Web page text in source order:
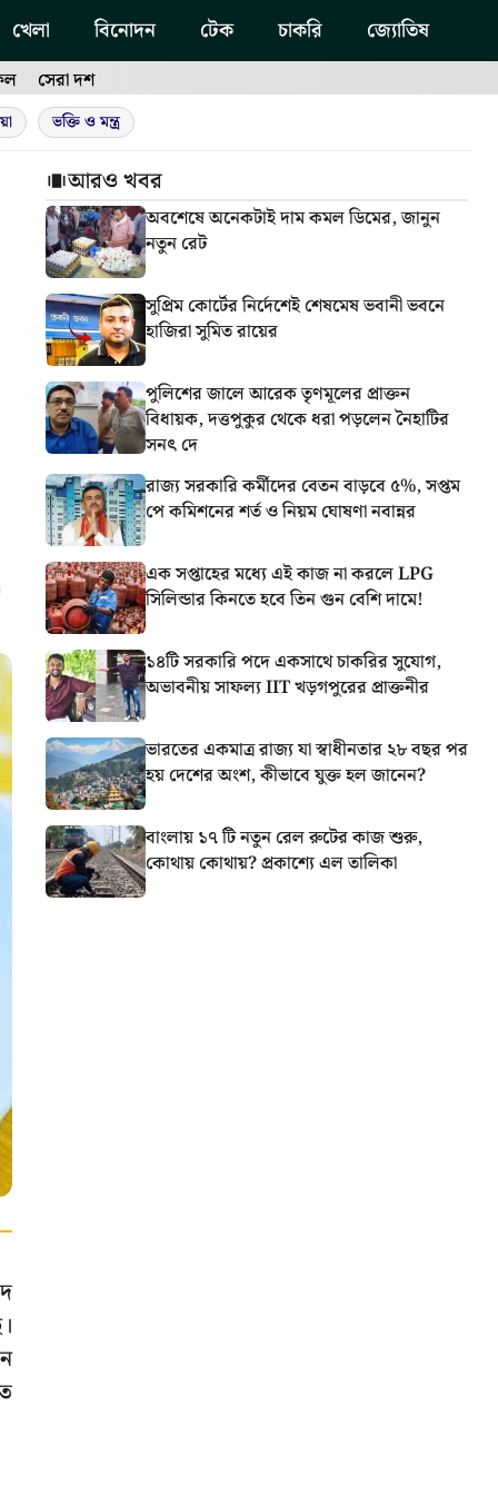
খেলা বিনোদন টেক চাকরি জ্যোতিষ
সেরা দশ
ভক্তি ও মন্ত্র
আরও খবর
অবশেষে অনেকটাই দাম কমল ডিমের, জানুন
নতুন রেট
সুপ্রিম কোর্টের নির্দেশেই শেষমেষ ভবানী ভবনে
হাজিরা সুমিত রায়ের
পুলিশের জালে আরেক তৃণমূলের প্রাক্তন
বিধায়ক, দত্তপুকুর থেকে ধরা পড়লেন নৈহাটির
সনৎ দে
রাজ্য সরকারি কর্মীদের বেতন বাড়বে ৫%, সপ্তম
পে কমিশনের শর্ত ও নিয়ম ঘোষণা নবান্নর
এক সপ্তাহের মধ্যে এই কাজ না করলে LPG
সিলিন্ডার কিনতে হবে তিন গুন বেশি দামে!
১৪টি সরকারি পদে একসাথে চাকরির সুযোগ,
অভাবনীয় সাফল্য IIT খড়গপুরের প্রাক্তনীর
ভারতের একমাত্র রাজ্য যা স্বাধীনতার ২৮ বছর পর
হয় দেশের অংশ, কীভাবে যুক্ত হল জানেন?
বাংলায় ১৭ টি নতুন রেল রুটের কাজ শুরু,
কোথায় কোথায়? প্রকাশ্যে এল তালিকা